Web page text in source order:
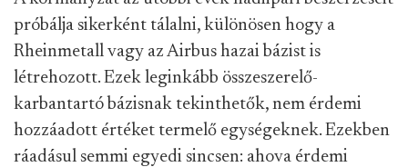
próbálja sikerként tálalni, különösen hogy a
Rheinmetall vagy az Airbus hazai bázist is
létrehozott. Ezek leginkább összeszerelő-
karbantartó bázisnak tekinthetők, nem érdemi
hozzáadott értéket termelő egységeknek. Ezekben
ráadásul semmi egyedi sincsen: ahova érdemi